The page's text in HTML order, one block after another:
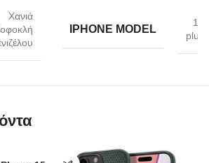
Χανιά
IPHONE MODEL
16
plus